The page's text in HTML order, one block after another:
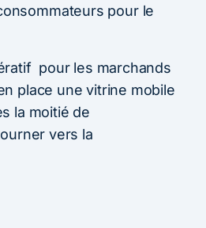
pour le
pour les marchands
place une vitrine mobile
la moitié de
vers la